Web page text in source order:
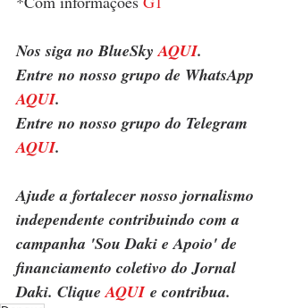
Nos siga no BlueSky AQUI.
Entre no nosso grupo de WhatsApp
AQUI.
Entre no nosso grupo do Telegram
AQUI.
Ajude a fortalecer nosso jornalismo
independente contribuindo com a
campanha 'Sou Daki e Apoio' de
financiamento coletivo do Jornal
Daki. Clique AQUI e contribua.